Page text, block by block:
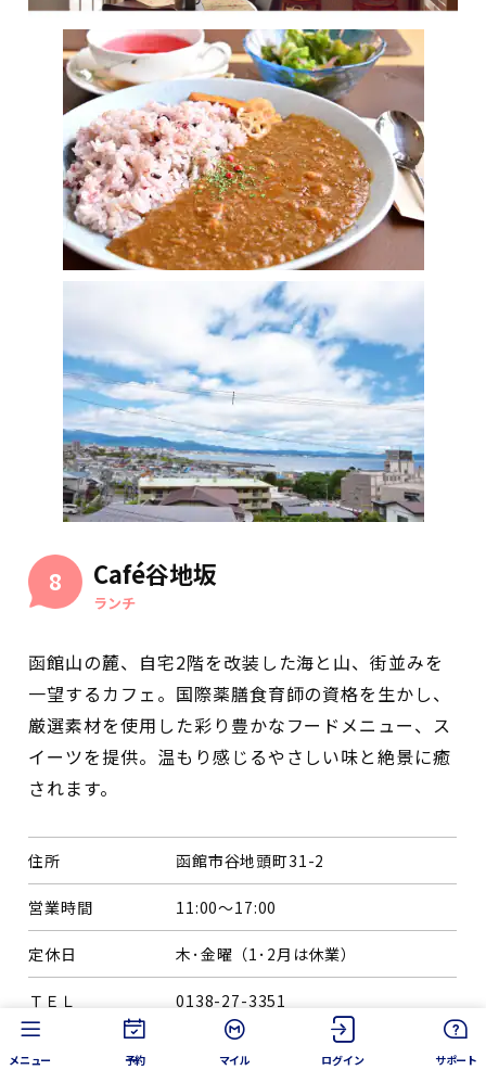
8 Café谷地坂
ランチ
函館山の麓、自宅2階を改装した海と山、街並みを
一望するカフェ。国際薬膳食育師の資格を生かし、
厳選素材を使用した彩り豊かなフードメニュー、ス
イーツを提供。温もり感じるやさしい味と絶景に癒
されます。
住所 函館市谷地頭町31-2
営業時間 11:00～17:00
定休日 木･金曜（1･2月は休業）
ＴＥＬ 0138-27-3351
メニュー 予約 マイル ログイン サポート